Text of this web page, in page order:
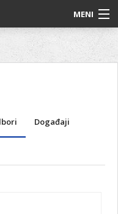
MENI
Događaji